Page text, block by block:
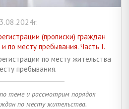
(прописки) граждан
по месту пребывания. Часть I.
по месту жительства
пребывания.
теме и рассмотрим порядок
по месту жительства.